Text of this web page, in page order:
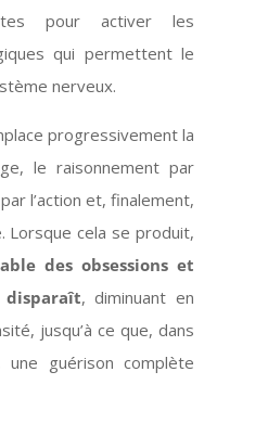
pour activer les
qui permettent le
nerveux.
progressivement la
le raisonnement par
l’action et, finalement,
Lorsque cela se produit,
des obsessions et
disparaît, diminuant en
jusqu’à ce que, dans
guérison complète